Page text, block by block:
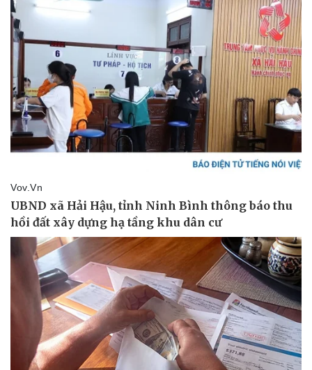
Doanh nghiệp
Thông tin doanh nghiệp
Doanh nghiệp 24h
Doanh nhân
Vì cộng đồng
Công nghệ
Sành điệu
Tin Công nghệ
Trải nghiệm
Chuyển đổi số